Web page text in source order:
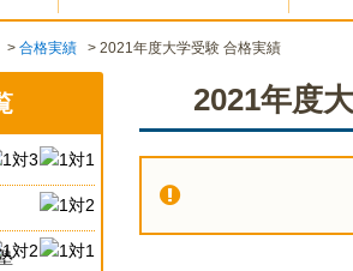
> 合格実績 > 2021年度大学受験 合格実績
2021年度